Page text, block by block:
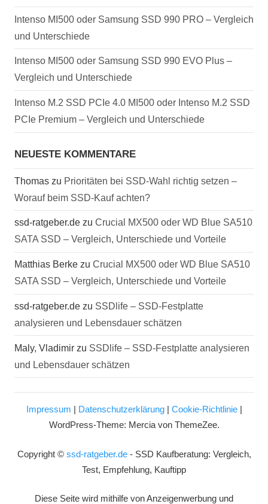
Intenso MI500 oder Samsung SSD 990 PRO – Vergleich
und Unterschiede
Intenso MI500 oder Samsung SSD 990 EVO Plus –
Vergleich und Unterschiede
Intenso M.2 SSD PCIe 4.0 MI500 oder Intenso M.2 SSD
PCIe Premium – Vergleich und Unterschiede
NEUESTE KOMMENTARE
Thomas zu Prioritäten bei SSD-Wahl richtig setzen –
Worauf beim SSD-Kauf achten?
ssd-ratgeber.de zu Crucial MX500 oder WD Blue SA510
SATA SSD – Vergleich, Unterschiede und Vorteile
Matthias Berke zu Crucial MX500 oder WD Blue SA510
SATA SSD – Vergleich, Unterschiede und Vorteile
ssd-ratgeber.de zu SSDlife – SSD-Festplatte
analysieren und Lebensdauer schätzen
Maly, Vladimir zu SSDlife – SSD-Festplatte analysieren
und Lebensdauer schätzen
Impressum | Datenschutzerklärung| Cookie-Richtlinie|
WordPress-Theme: Mercia von ThemeZee.
Copyright © ssd-ratgeber.de- SSD Kaufberatung: Vergleich,
Test, Empfehlung, Kauftipp
Diese Seite wird mithilfe von Anzeigenwerbung und